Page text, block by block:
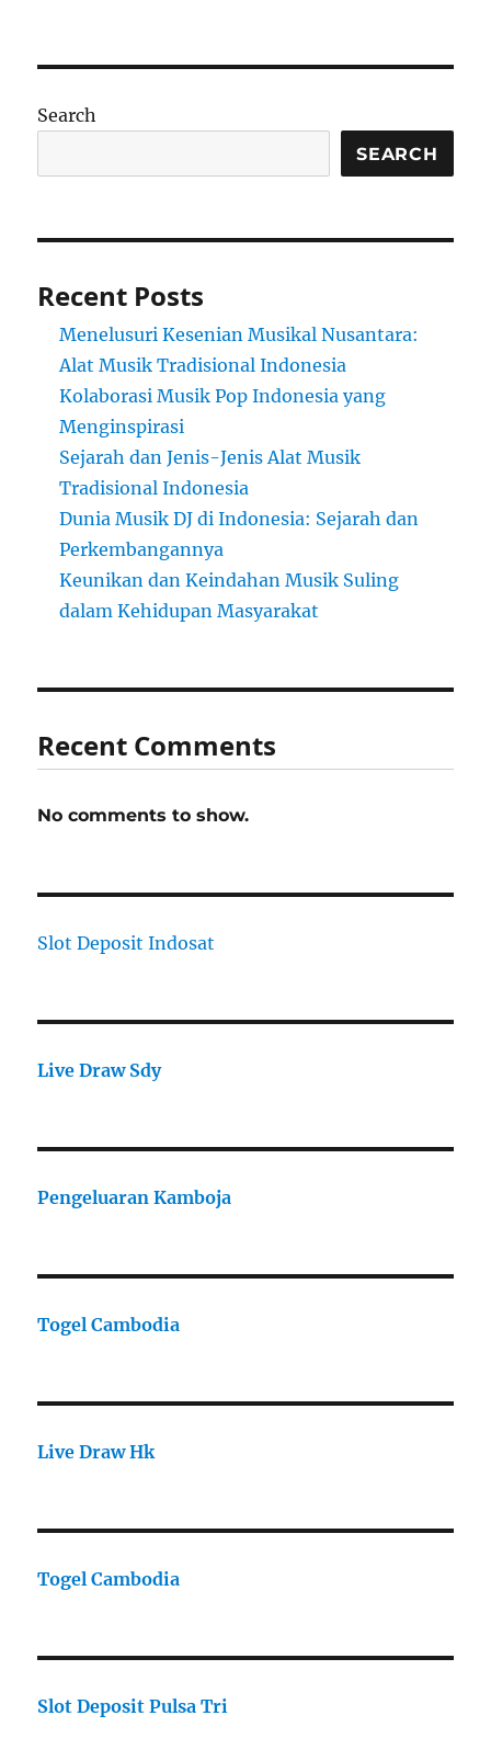
Search
SEARCH
Recent Posts
Menelusuri Kesenian Musikal Nusantara:
Alat Musik Tradisional Indonesia
Kolaborasi Musik Pop Indonesia yang
Menginspirasi
Sejarah dan Jenis-Jenis Alat Musik
Tradisional Indonesia
Dunia Musik DJ di Indonesia: Sejarah dan
Perkembangannya
Keunikan dan Keindahan Musik Suling
dalam Kehidupan Masyarakat
Recent Comments
No comments to show.
Slot Deposit Indosat
Live Draw Sdy
Pengeluaran Kamboja
Togel Cambodia
Live Draw Hk
Togel Cambodia
Slot Deposit Pulsa Tri